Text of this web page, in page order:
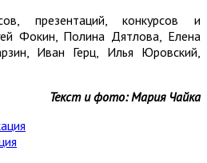
презентаций, конкурсов и
Фокин, Полина Дятлова, Елена
Иван Герц, Илья Юровский,
Текст и фото: Мария Чайка